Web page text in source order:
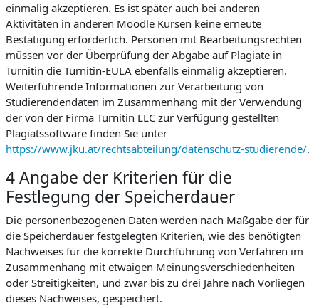
einmalig akzeptieren. Es ist später auch bei anderen
Aktivitäten in anderen Moodle Kursen keine erneute
Bestätigung erforderlich. Personen mit Bearbeitungsrechten
müssen vor der Überprüfung der Abgabe auf Plagiate in
Turnitin die Turnitin-EULA ebenfalls einmalig akzeptieren.
Weiterführende Informationen zur Verarbeitung von
Studierendendaten im Zusammenhang mit der Verwendung
der von der Firma Turnitin LLC zur Verfügung gestellten
Plagiatssoftware finden Sie unter
https://www.jku.at/rechtsabteilung/datenschutz-studierende/.
4 Angabe der Kriterien für die
Festlegung der Speicherdauer
Die personenbezogenen Daten werden nach Maßgabe der für
die Speicherdauer festgelegten Kriterien, wie des benötigten
Nachweises für die korrekte Durchführung von Verfahren im
Zusammenhang mit etwaigen Meinungsverschiedenheiten
oder Streitigkeiten, und zwar bis zu drei Jahre nach Vorliegen
dieses Nachweises, gespeichert.